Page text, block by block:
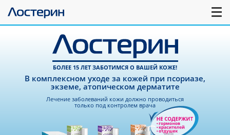
БОЛЕЕ 15 ЛЕТ ЗАБОТИМСЯ О ВАШЕЙ КОЖЕ!
В комплексном уходе за кожей при псориазе,
экземе, атопическом дерматите
Лечение заболеваний кожи должно проводиться
только под контролем врача